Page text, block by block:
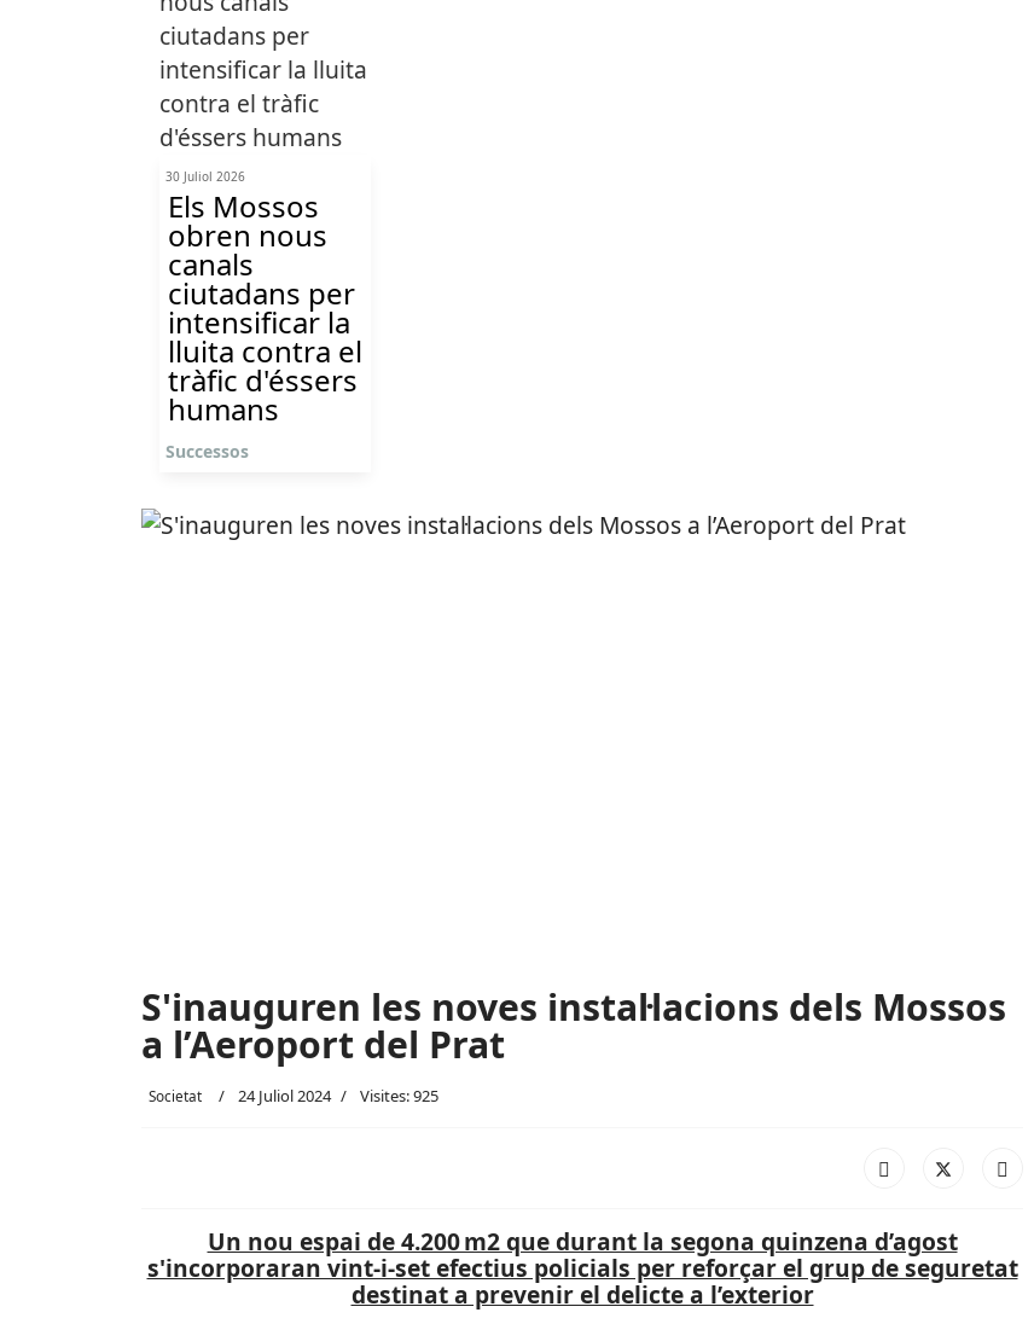
30 Juliol 2026
Els Mossos
obren nous
canals
ciutadans per
intensificar la
lluita contra el
tràfic d'éssers
humans
Successos
S'inauguren les noves instal·lacions dels Mossos
a l’Aeroport del Prat
Societat 24 Juliol 2024 Visites: 925
Un nou espai de 4.200 m2 que durant la segona quinzena d’agost
s'incorporaran vint-i-set efectius policials per reforçar el grup de seguretat
destinat a prevenir el delicte a l’exterior